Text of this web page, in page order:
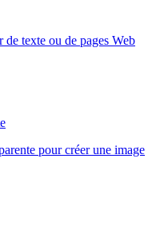
texte ou de pages Web
pour créer une image